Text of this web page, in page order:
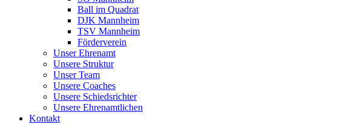
Ball im Quadrat
DJK Mannheim
TSV Mannheim
Förderverein
Unser Ehrenamt
Unsere Struktur
Unser Team
Unsere Coaches
Unsere Schiedsrichter
Unsere Ehrenamtlichen
Kontakt